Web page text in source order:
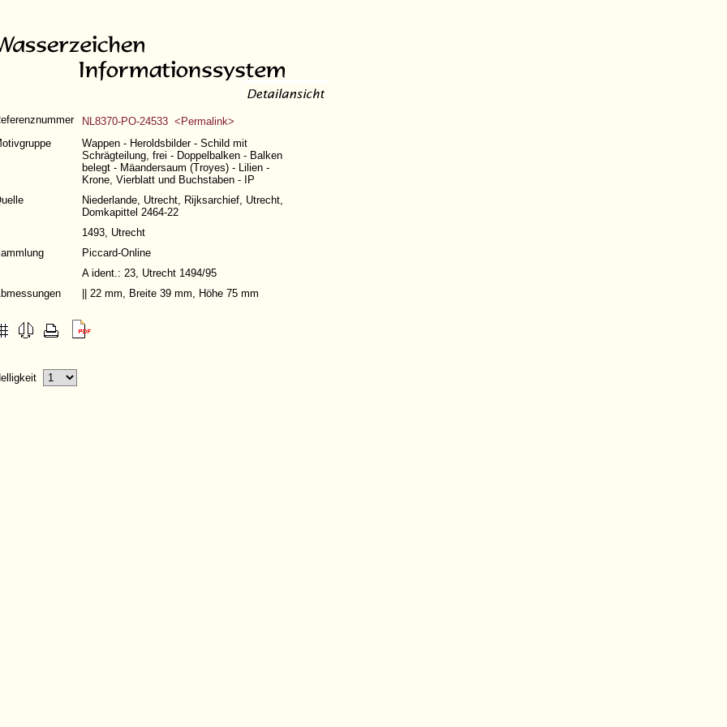
NL8370-PO-24533 <Permalink>
Wappen - Heroldsbilder - Schild mit
Schrägteilung, frei - Doppelbalken - Balken
belegt - Mäandersaum (Troyes) - Lilien -
Krone, Vierblatt und Buchstaben - IP
Niederlande, Utrecht, Rijksarchief, Utrecht,
Domkapittel 2464-22
1493, Utrecht
Piccard-Online
A ident.: 23, Utrecht 1494/95
|| 22 mm, Breite 39 mm, Höhe 75 mm